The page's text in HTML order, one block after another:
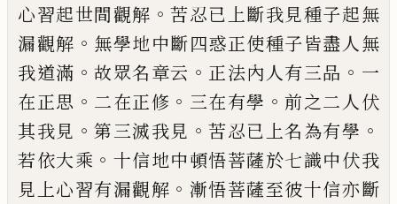
心習起世間觀解 。苦忍已上斷我見種子起無
漏觀解 。 無學地中斷四惑正使種子皆盡人無
我道滿 。故眾名章云 。 正法內人有三品 。 一
在正思 。 二在正修 。 三在有學 。前之二人伏
其我見 。第三滅我見 。苦忍已上名為有學 。
若依大乘 。 十信地中頓悟菩薩於七識中伏我
見上心習有漏觀解 。 漸悟菩薩至彼十信亦斷